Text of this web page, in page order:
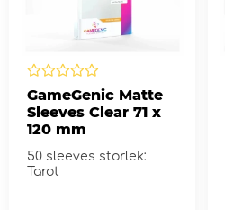
GameGenic Matte
Sleeves Clear 71 x
120 mm
50 sleeves storlek:
Tarot